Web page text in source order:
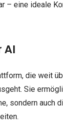
– eine ideale
AI
die weit
Sie
sondern auch